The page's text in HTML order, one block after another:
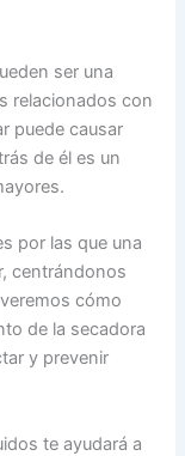
ser una
relacionados con
puede causar
de él es un
por las que una
centrándonos
cómo
de la secadora
y prevenir
te ayudará a